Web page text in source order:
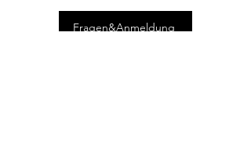
Fragen&Anmeldung